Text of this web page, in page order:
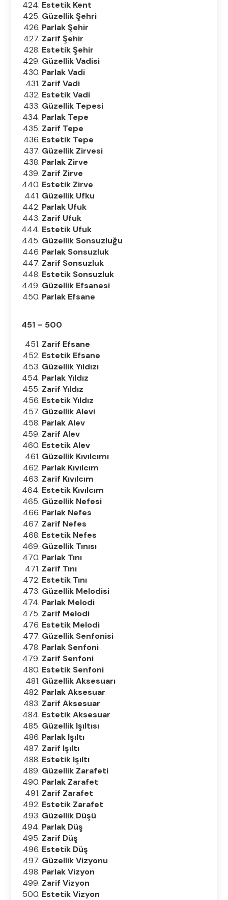
Estetik Kent
Güzellik Şehri
Parlak Şehir
Zarif Şehir
Estetik Şehir
Güzellik Vadisi
Parlak Vadi
Zarif Vadi
Estetik Vadi
Güzellik Tepesi
Parlak Tepe
Zarif Tepe
Estetik Tepe
Güzellik Zirvesi
Parlak Zirve
Zarif Zirve
Estetik Zirve
Güzellik Ufku
Parlak Ufuk
Zarif Ufuk
Estetik Ufuk
Güzellik Sonsuzluğu
Parlak Sonsuzluk
Zarif Sonsuzluk
Estetik Sonsuzluk
Güzellik Efsanesi
Parlak Efsane
451 – 500
Zarif Efsane
Estetik Efsane
Güzellik Yıldızı
Parlak Yıldız
Zarif Yıldız
Estetik Yıldız
Güzellik Alevi
Parlak Alev
Zarif Alev
Estetik Alev
Güzellik Kıvılcımı
Parlak Kıvılcım
Zarif Kıvılcım
Estetik Kıvılcım
Güzellik Nefesi
Parlak Nefes
Zarif Nefes
Estetik Nefes
Güzellik Tınısı
Parlak Tını
Zarif Tını
Estetik Tını
Güzellik Melodisi
Parlak Melodi
Zarif Melodi
Estetik Melodi
Güzellik Senfonisi
Parlak Senfoni
Zarif Senfoni
Estetik Senfoni
Güzellik Aksesuarı
Parlak Aksesuar
Zarif Aksesuar
Estetik Aksesuar
Güzellik Işıltısı
Parlak Işıltı
Zarif Işıltı
Estetik Işıltı
Güzellik Zarafeti
Parlak Zarafet
Zarif Zarafet
Estetik Zarafet
Güzellik Düşü
Parlak Düş
Zarif Düş
Estetik Düş
Güzellik Vizyonu
Parlak Vizyon
Zarif Vizyon
Estetik Vizyon